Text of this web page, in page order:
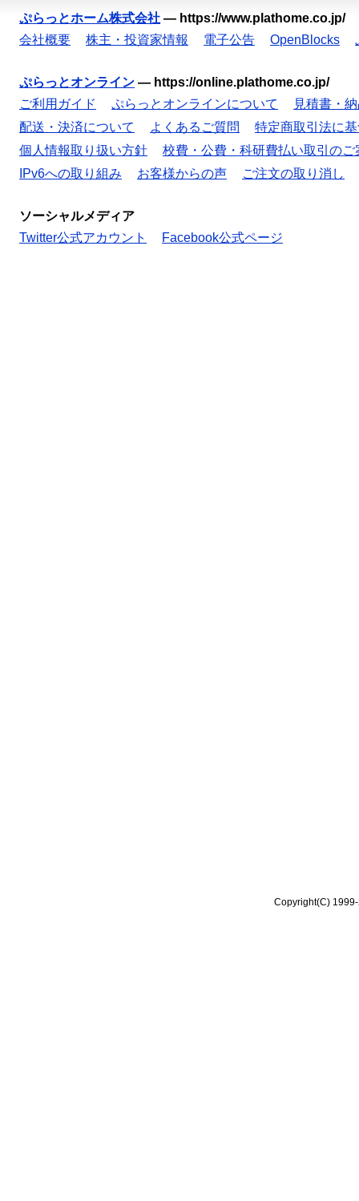
ぷらっとホーム株式会社 — https://www.plathome.co.jp/
会社概要
株主・投資家情報 電子公告 OpenBlocks
ぷらっとオンライン — https://online.plathome.co.jp/
ご利用ガイド
ぷらっとオンラインについて
見積書・
配送・決済について
よくあるご質問
特定商取引法に
個人情報取り扱い方針
校費・公費・科研費払い取引のご
IPv6への取り組み
お客様からの声 ご注文の取り消し
ソーシャルメディア
Twitter公式アカウント
Facebook公式ページ
Copyright(C)